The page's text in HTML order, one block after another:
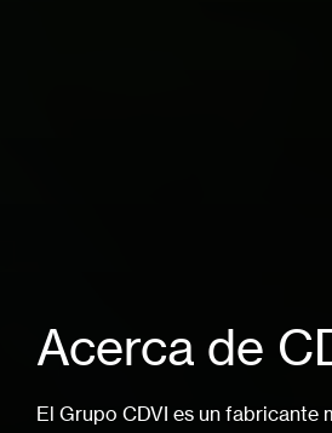
Acerca de
El Grupo CDVI es un fabricante